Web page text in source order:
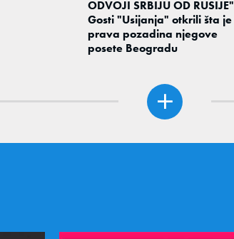
ODVOJI SRBIJU OD RUSIJE"
Gosti "Usijanja" otkrili šta je
prava pozadina njegove
posete Beogradu